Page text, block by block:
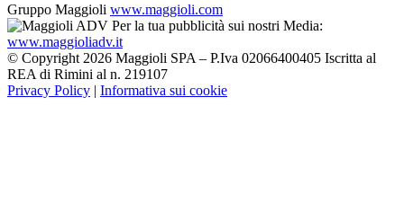
Gruppo Maggioli www.maggioli.com
Per la tua pubblicità sui nostri Media:
www.maggioliadv.it
© Copyright 2026 Maggioli SPA – P.Iva 02066400405 Iscritta al
REA di Rimini al n. 219107
Privacy Policy | Informativa sui cookie